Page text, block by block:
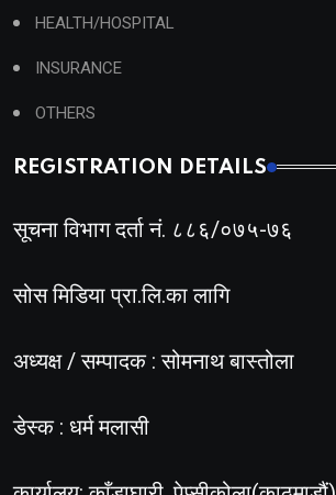
HEALTH/HOSPITAL
INSURANCE
OTHERS
REGISTRATION DETAILS
सूचना विभाग दर्ता नं. ८८६/०७५-७६
सोस मिडिया प्रा.लि.का लागि
अध्यक्ष / सम्पादक : सोमनाथ बास्तोला
डेस्क : धर्म मलासी